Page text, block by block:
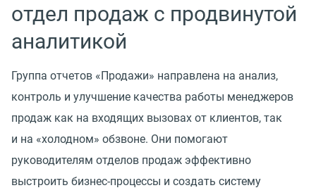
отдел продаж с продвинутой
аналитикой
Группа отчетов « Продажи» направлена на анализ,
контроль и улучшение качества работы менеджеров
продаж как на входящих вызовах от клиентов, так
и на «холодном» обзвоне. Они помогают
руководителям отделов продаж эффективно
выстроить бизнес-процессы и создать систему